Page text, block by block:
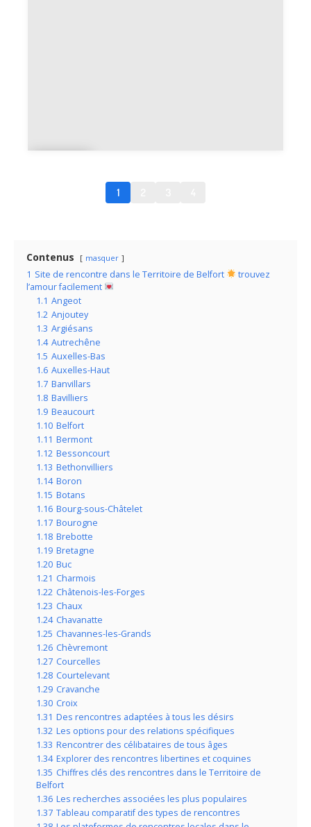
1
Contenus masquer
1 Site de rencontre dans le Territoire de Belfort
trouvez
l’amour facilement
1.1 Angeot
1.2 Anjoutey
1.3 Argiésans
1.4 Autrechêne
1.5 Auxelles-Bas
1.6 Auxelles-Haut
1.7 Banvillars
1.8 Bavilliers
1.9 Beaucourt
1.10 Belfort
1.11 Bermont
1.12 Bessoncourt
1.13 Bethonvilliers
1.14 Boron
1.15 Botans
1.16 Bourg-sous-Châtelet
1.17 Bourogne
1.18 Brebotte
1.19 Bretagne
1.20 Buc
1.21 Charmois
1.22 Châtenois-les-Forges
1.23 Chaux
1.24 Chavanatte
1.25 Chavannes-les-Grands
1.26 Chèvremont
1.27 Courcelles
1.28 Courtelevant
1.29 Cravanche
1.30 Croix
1.31 Des rencontres adaptées à tous les désirs
1.32 Les options pour des relations spécifiques
1.33 Rencontrer des célibataires de tous âges
1.34 Explorer des rencontres libertines et coquines
1.35 Chiffres clés des rencontres dans le Territoire de
Belfort
1.36 Les recherches associées les plus populaires
1.37 Tableau comparatif des types de rencontres